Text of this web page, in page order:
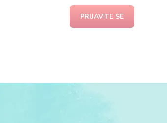
PRIJAVITE SE